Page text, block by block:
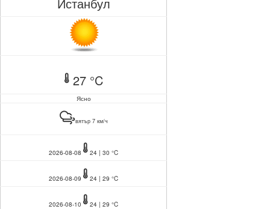
27 °C
Ясно
вятър 7 км/ч
2026-08-08 24 | 30 °C
2026-08-09 24 | 29 °C
2026-08-10 24 | 29 °C